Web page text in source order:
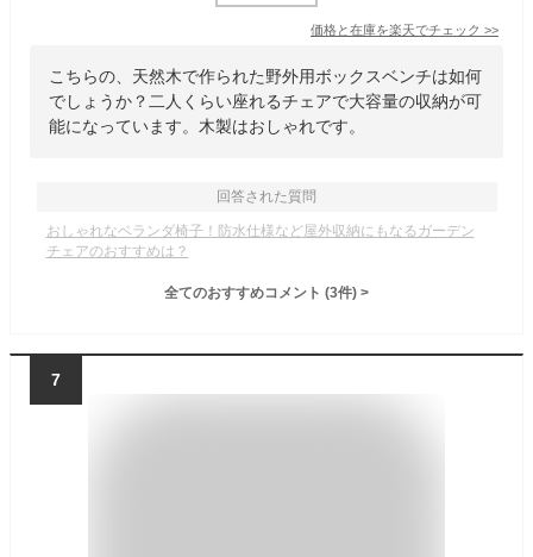
価格と在庫を楽天でチェック >>
こちらの、天然木で作られた野外用ボックスベンチは如何
でしょうか？二人くらい座れるチェアで大容量の収納が可
能になっています。木製はおしゃれです。
回答された質問
おしゃれなベランダ椅子！防水仕様など屋外収納にもなるガーデン
チェアのおすすめは？
全てのおすすめコメント (3件) >
7